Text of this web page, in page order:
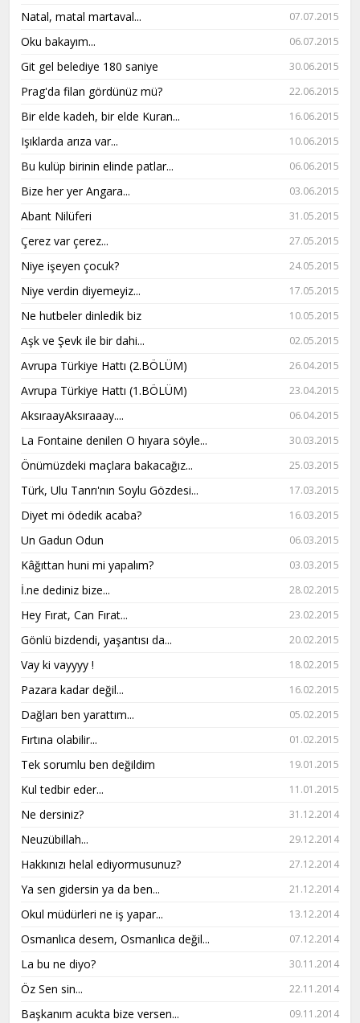
Natal, matal martaval... 07.07.2015
Oku bakayım... 06.07.2015
Git gel belediye 180 saniye 30.06.2015
Prag'da filan gördünüz mü? 22.06.2015
Bir elde kadeh, bir elde Kuran... 16.06.2015
Işıklarda arıza var... 10.06.2015
Bu kulüp birinin elinde patlar... 06.06.2015
Bize her yer Angara... 03.06.2015
Abant Nilüferi 31.05.2015
Çerez var çerez... 27.05.2015
Niye işeyen çocuk? 24.05.2015
Niye verdin diyemeyiz... 17.05.2015
Ne hutbeler dinledik biz 10.05.2015
Aşk ve Şevk ile bir dahi... 02.05.2015
Avrupa Türkiye Hattı (2.BÖLÜM) 26.04.2015
Avrupa Türkiye Hattı (1.BÖLÜM) 23.04.2015
AksıraayAksıraaay.... 06.04.2015
La Fontaine denilen O hıyara söyle... 30.03.2015
Önümüzdeki maçlara bakacağız... 25.03.2015
Türk, Ulu Tanrı'nın Soylu Gözdesi... 17.03.2015
Diyet mi ödedik acaba? 16.03.2015
Un Gadun Odun 06.03.2015
Kâğıttan huni mi yapalım? 03.03.2015
İ.ne dediniz bize... 28.02.2015
Hey Fırat, Can Fırat... 23.02.2015
Gönlü bizdendi, yaşantısı da... 20.02.2015
Vay ki vayyyy ! 18.02.2015
Pazara kadar değil... 16.02.2015
Dağları ben yarattım... 05.02.2015
Fırtına olabilir... 01.02.2015
Tek sorumlu ben değildim 19.01.2015
Kul tedbir eder... 11.01.2015
Ne dersiniz? 31.12.2014
Neuzübillah... 29.12.2014
Hakkınızı helal ediyormusunuz? 27.12.2014
Ya sen gidersin ya da ben... 21.12.2014
Okul müdürleri ne iş yapar... 13.12.2014
Osmanlıca desem, Osmanlıca değil... 07.12.2014
La bu ne diyo? 30.11.2014
Öz Sen sin... 22.11.2014
Başkanım acukta bize versen... 09.11.2014